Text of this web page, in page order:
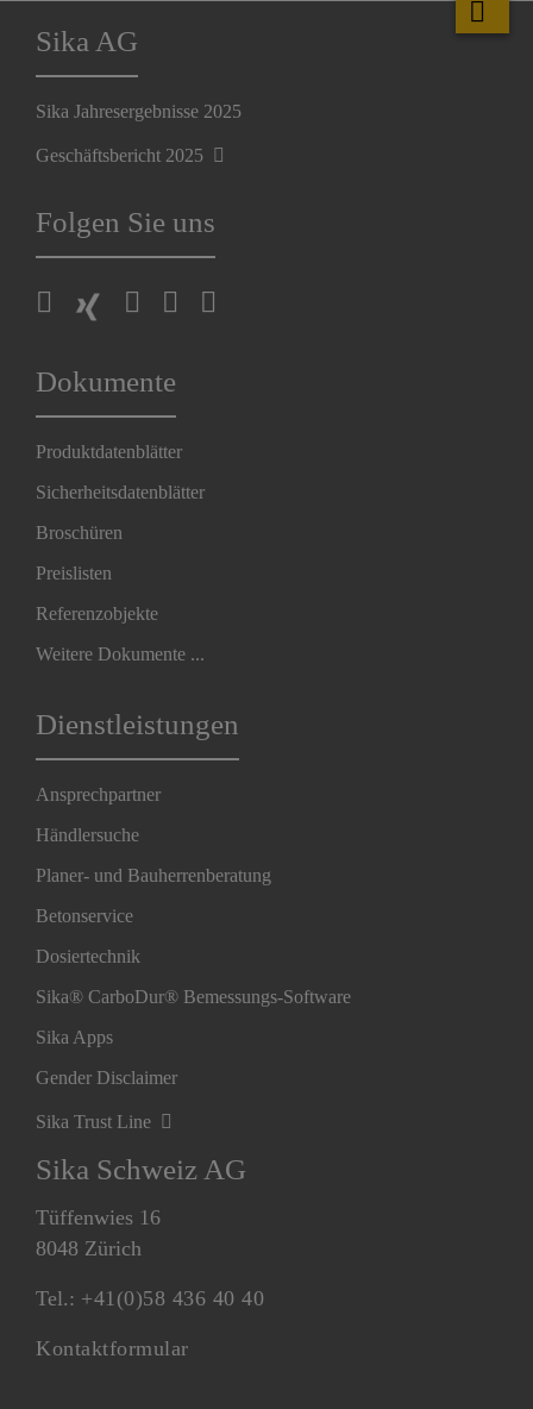
Sika AG
Sika Jahresergebnisse 2025
Geschäftsbericht 2025
Folgen Sie uns
Dokumente
Produktdatenblätter
Sicherheitsdatenblätter
Broschüren
Preislisten
Referenzobjekte
Weitere Dokumente ...
Dienstleistungen
Ansprechpartner
Händlersuche
Planer- und Bauherrenberatung
Betonservice
Dosiertechnik
Sika® CarboDur® Bemessungs-Software
Sika Apps
Gender Disclaimer
Sika Trust Line
Sika Schweiz AG
Tüffenwies 16
8048 Zürich
Tel.: +41(0)58 436 40 40
Kontaktformular